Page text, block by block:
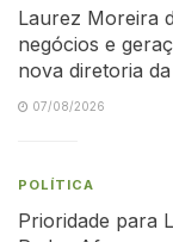
Laurez Moreira
negócios e
nova diretoria
07/08/2026
POLÍTICA
Prioridade para